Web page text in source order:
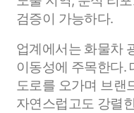
검증이 가능하다.
업계에서는 화물차
이동성에 주목한다.
도로를 오가며 브랜
자연스럽고도 강렬